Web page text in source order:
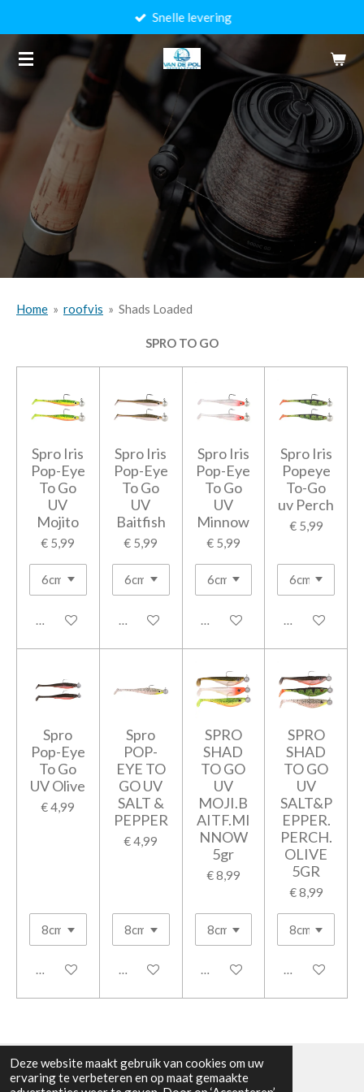
Deze website maakt gebruik van cookies om uw
ervaring te verbeteren en op maat gemaakte
naar
hoofdinhoud
Snelle levering
Home » roofvis » Shads Loaded
SPRO TO GO
Spro Iris
Pop-Eye
To Go
UV
Mojito
€ 5,99
In winkelwagen
Spro Iris
Pop-Eye
To Go
UV
Baitfish
€ 5,99
In winkelwagen
Spro Iris
Pop-Eye
To Go
UV
Minnow
€ 5,99
In winkelwagen
Spro Iris
Popeye
To-Go
uv Perch
€ 5,99
In
Spro
Pop-Eye
To Go
UV Olive
€ 4,99
In winkelwagen
Spro
POP-
EYE TO
GO UV
SALT &
PEPPER
€ 4,99
In winkelwagen
SPRO
SHAD
TO GO
UV
MOJI.B
AITF.MI
NNOW
5gr
€ 8,99
In winkelwagen
SPRO
SHAD
TO GO
UV
SALT&P
EPPER.
PERCH.
OLIVE
5GR
€ 8,99
In